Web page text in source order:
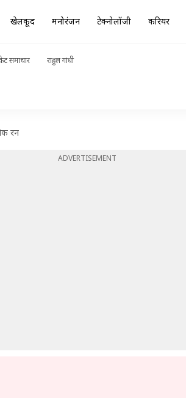
खेलकूद मनोरंजन टेक्नोलॉजी करियर
समाचार राहुल गांधी
रन
ADVERTISEMENT